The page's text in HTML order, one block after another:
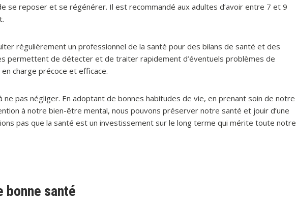
se reposer et se régénérer. Il est recommandé aux adultes d’avoir entre 7 et 9
régulièrement un professionnel de la santé pour des bilans de santé et des
permettent de détecter et de traiter rapidement d’éventuels problèmes de
charge précoce et efficace.
ne pas négliger. En adoptant de bonnes habitudes de vie, en prenant soin de notre
à notre bien-être mental, nous pouvons préserver notre santé et jouir d’une
pas que la santé est un investissement sur le long terme qui mérite toute notre
bonne santé